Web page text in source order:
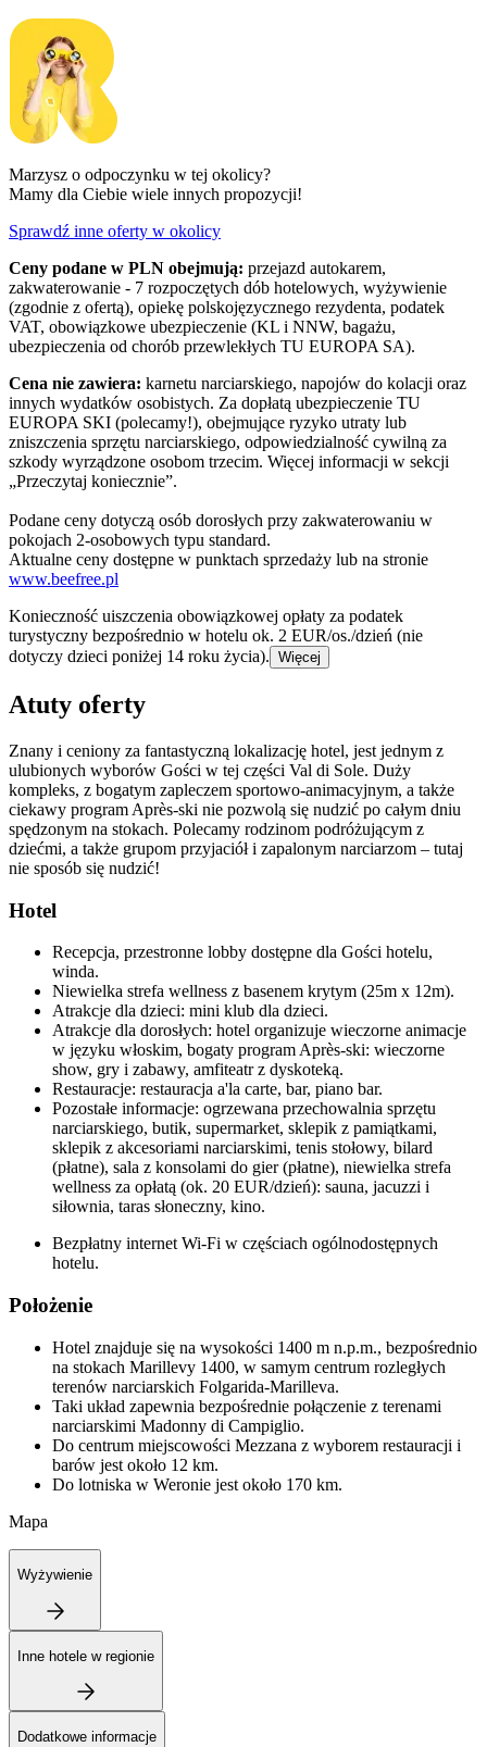
Marzysz o odpoczynku w tej okolicy?
Mamy dla Ciebie wiele innych propozycji!
Sprawdź inne oferty w okolicy
Ceny podane w PLN obejmują: przejazd autokarem,
zakwaterowanie - 7 rozpoczętych dób hotelowych, wyżywienie
(zgodnie z ofertą), opiekę polskojęzycznego rezydenta, podatek
VAT, obowiązkowe ubezpieczenie (KL i NNW, bagażu,
ubezpieczenia od chorób przewlekłych TU EUROPA SA).
Cena nie zawiera: karnetu narciarskiego, napojów do kolacji oraz
innych wydatków osobistych. Za dopłatą ubezpieczenie TU
EUROPA SKI (polecamy!), obejmujące ryzyko utraty lub
zniszczenia sprzętu narciarskiego, odpowiedzialność cywilną za
szkody wyrządzone osobom trzecim. Więcej informacji w sekcji
„Przeczytaj koniecznie”.
Podane ceny dotyczą osób dorosłych przy zakwaterowaniu w
pokojach 2-osobowych typu standard.
Aktualne ceny dostępne w punktach sprzedaży lub na stronie
www.beefree.pl
Konieczność uiszczenia obowiązkowej opłaty za podatek
turystyczny bezpośrednio w hotelu ok. 2 EUR/os./dzień (nie
dotyczy dzieci poniżej 14 roku życia). Więcej
Atuty oferty
Znany i ceniony za fantastyczną lokalizację hotel, jest jednym z
ulubionych wyborów Gości w tej części Val di Sole. Duży
kompleks, z bogatym zapleczem sportowo-animacyjnym, a także
ciekawy program Après-ski nie pozwolą się nudzić po całym dniu
spędzonym na stokach. Polecamy rodzinom podróżującym z
dziećmi, a także grupom przyjaciół i zapalonym narciarzom – tutaj
nie sposób się nudzić!
Hotel
Recepcja, przestronne lobby dostępne dla Gości hotelu,
winda.
Niewielka strefa wellness z basenem krytym (25m x 12m).
Atrakcje dla dzieci: mini klub dla dzieci.
Atrakcje dla dorosłych: hotel organizuje wieczorne animacje
w języku włoskim, bogaty program Après-ski: wieczorne
show, gry i zabawy, amfiteatr z dyskoteką.
Restauracje: restauracja a'la carte, bar, piano bar.
Pozostałe informacje: ogrzewana przechowalnia sprzętu
narciarskiego, butik, supermarket, sklepik z pamiątkami,
sklepik z akcesoriami narciarskimi, tenis stołowy, bilard
(płatne), sala z konsolami do gier (płatne), niewielka strefa
wellness za opłatą (ok. 20 EUR/dzień): sauna, jacuzzi i
siłownia, taras słoneczny, kino.
Bezpłatny internet Wi-Fi w częściach ogólnodostępnych
hotelu.
Położenie
Hotel znajduje się na wysokości 1400 m n.p.m., bezpośrednio
na stokach Marillevy 1400, w samym centrum rozległych
terenów narciarskich Folgarida-Marilleva.
Taki układ zapewnia bezpośrednie połączenie z terenami
narciarskimi Madonny di Campiglio.
Do centrum miejscowości Mezzana z wyborem restauracji i
barów jest około 12 km.
Do lotniska w Weronie jest około 170 km.
Mapa
Wyżywienie
Inne hotele w regionie
Dodatkowe informacje